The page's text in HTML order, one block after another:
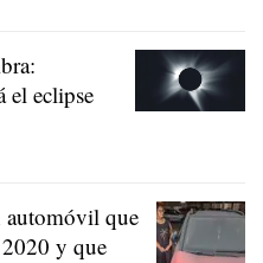
el eclipse
automóvil que
y que